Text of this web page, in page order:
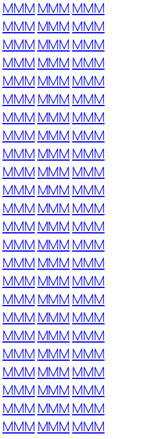
MMM MMM MMM
MMM MMM MMM
MMM MMM MMM
MMM MMM MMM
MMM MMM MMM
MMM MMM MMM
MMM MMM MMM
MMM MMM MMM
MMM MMM MMM
MMM MMM MMM
MMM MMM MMM
MMM MMM MMM
MMM MMM MMM
MMM MMM MMM
MMM MMM MMM
MMM MMM MMM
MMM MMM MMM
MMM MMM MMM
MMM MMM MMM
MMM MMM MMM
MMM MMM MMM
MMM MMM MMM
MMM MMM MMM
MMM MMM MMM